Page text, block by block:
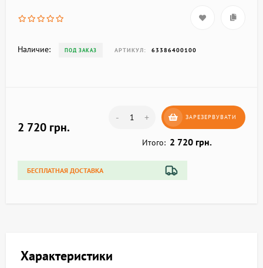
Наличие: ПОД ЗАКАЗ АРТИКУЛ: 63386400100
2 720 грн.
- + ЗАРЕЗЕРВУВАТИ
Итого: 2 720 грн.
БЕСПЛАТНАЯ ДОСТАВКА
Характеристики